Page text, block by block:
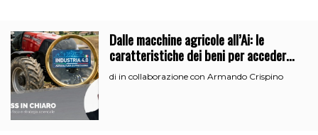
Dalle macchine agricole all’Ai: le
caratteristiche dei beni per accedere
all’iperammortamento
di in collaborazione con Armando Crispino